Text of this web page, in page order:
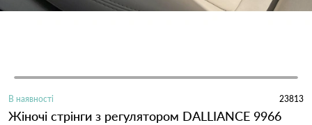
В наявності 23813
Жіночі стрінги з регулятором DALLIANCE 9966